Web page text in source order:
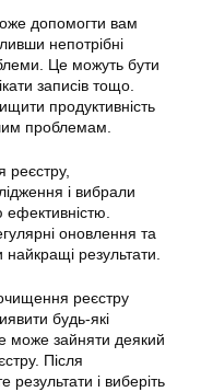
допомогти вам
непотрібні
Це можуть бути
записів тощо.
продуктивність
проблемам.
і вибрали
оновлення та
найкращі результати.
реєстру
будь-які
може зайняти деякий
Після
і виберіть